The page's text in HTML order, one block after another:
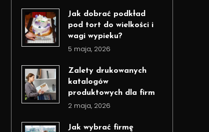
Jak dobrać podkład
pod tort do wielkości i
wagi wypieku?
5 maja, 2026
Zalety drukowanych
katalogów
produktowych dla firm
2 maja, 2026
Jak wybrać firmę